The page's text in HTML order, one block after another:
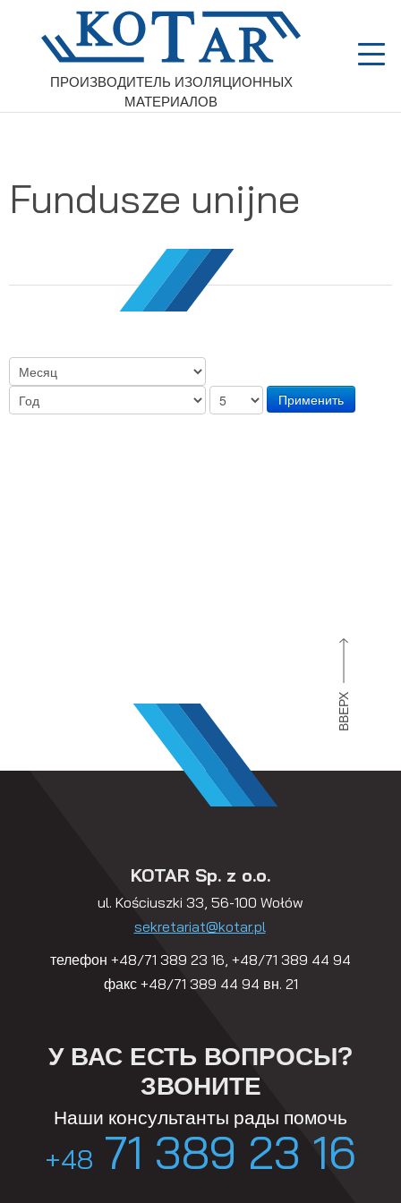
ПРОИЗВОДИТЕЛЬ ИЗОЛЯЦИОННЫХ
МАТЕРИАЛОВ
Fundusze unijne
Применить
ВВЕРХ
KOTAR Sp. z o.o.
ul. Kościuszki 33, 56-100 Wołów
sekretariat@kotar.pl
телефон +48/71 389 23 16, +48/71 389 44 94
факс +48/71 389 44 94 вн. 21
У ВАС ЕСТЬ ВОПРОСЫ?
ЗВОНИТЕ
Наши консультанты рады помочь
+48 71 389 23 16